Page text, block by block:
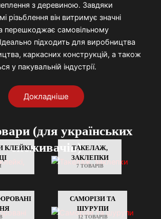
з деревиною. Завдяки
різьблення він витримує значні
перешкоджає самовільному
Ідеально підходить для виробництва
каркасних конструкцій, а також
у пакувальній індустрії.
Докладніше
(для українських
споживачів)
КЛЕЙКІ,
ТАКЕЛАЖ,
ЗАКЛЕПКИ
7 ТОВАРІВ
САМОРІЗИ ТА
ШУРУПИ
12 ТОВАРІВ